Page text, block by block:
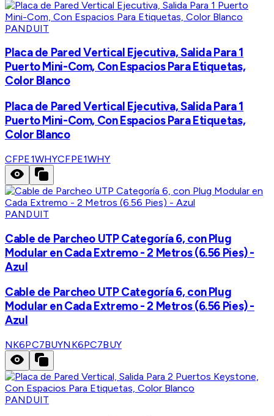
PANDUIT
Placa de Pared Vertical Ejecutiva, Salida Para 1
Puerto Mini-Com, Con Espacios Para Etiquetas,
Color Blanco
Placa de Pared Vertical Ejecutiva, Salida Para 1
Puerto Mini-Com, Con Espacios Para Etiquetas,
Color Blanco
CFPE1WHYCFPE1WHY
PANDUIT
Cable de Parcheo UTP Categoría 6, con Plug
Modular en Cada Extremo - 2 Metros (6.56 Pies) -
Azul
Cable de Parcheo UTP Categoría 6, con Plug
Modular en Cada Extremo - 2 Metros (6.56 Pies) -
Azul
NK6PC7BUYNK6PC7BUY
PANDUIT